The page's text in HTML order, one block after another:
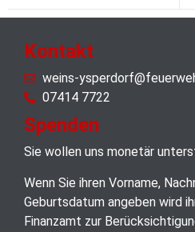
Kontakt
weins-
07414 7722
Spenden
Sie wollen uns monetär
Wenn Sie ihren Vorname,
Geburtsdatum angeben wird
Finanzamt zur